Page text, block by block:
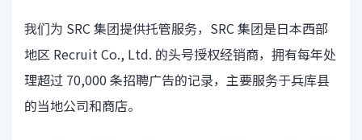
我们为 SRC 集团提供托管服务，SRC 集团是日本西部
地区 Recruit Co., Ltd. 的头号授权经销商，拥有每年处
理超过 70,000 条招聘广告的记录，主要服务于兵库县
的当地公司和商店。